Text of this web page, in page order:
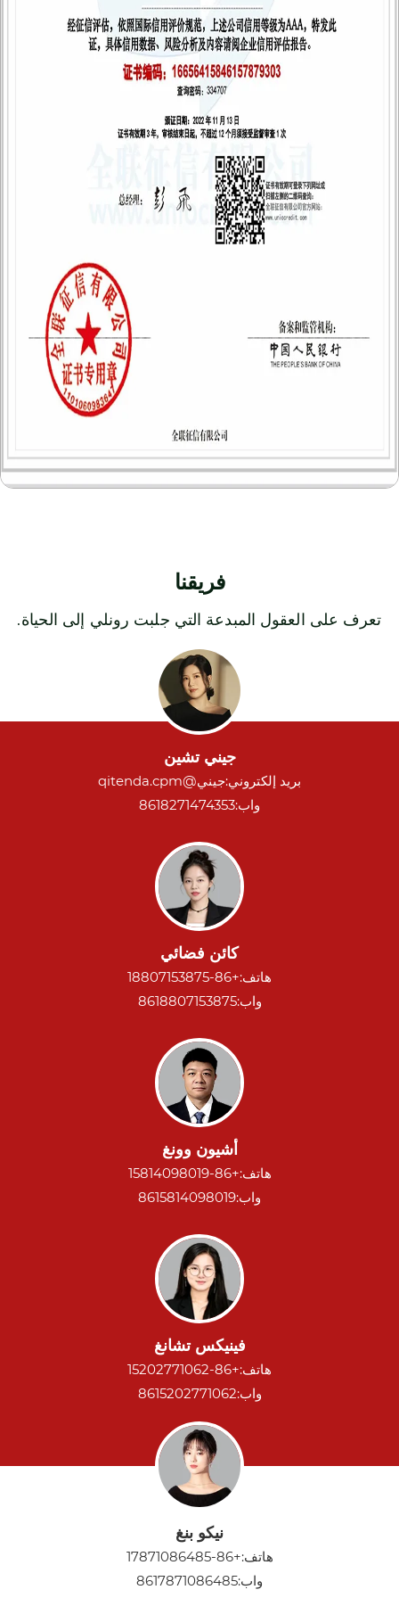
فريقنا
تعرف على العقول المبدعة التي جلبت رونلي إلى الحياة.
جيني تشين
بريد إلكتروني:جيني@qitenda.cpm
واب:8618271474353
كائن فضائي
هاتف:+86-18807153875
واب:8618807153875
أشيون وونغ
هاتف:+86-15814098019
واب:8615814098019
فينيكس تشانغ
هاتف:+86-15202771062
واب:8615202771062
نيكو بنغ
هاتف:+86-17871086485
واب:8617871086485